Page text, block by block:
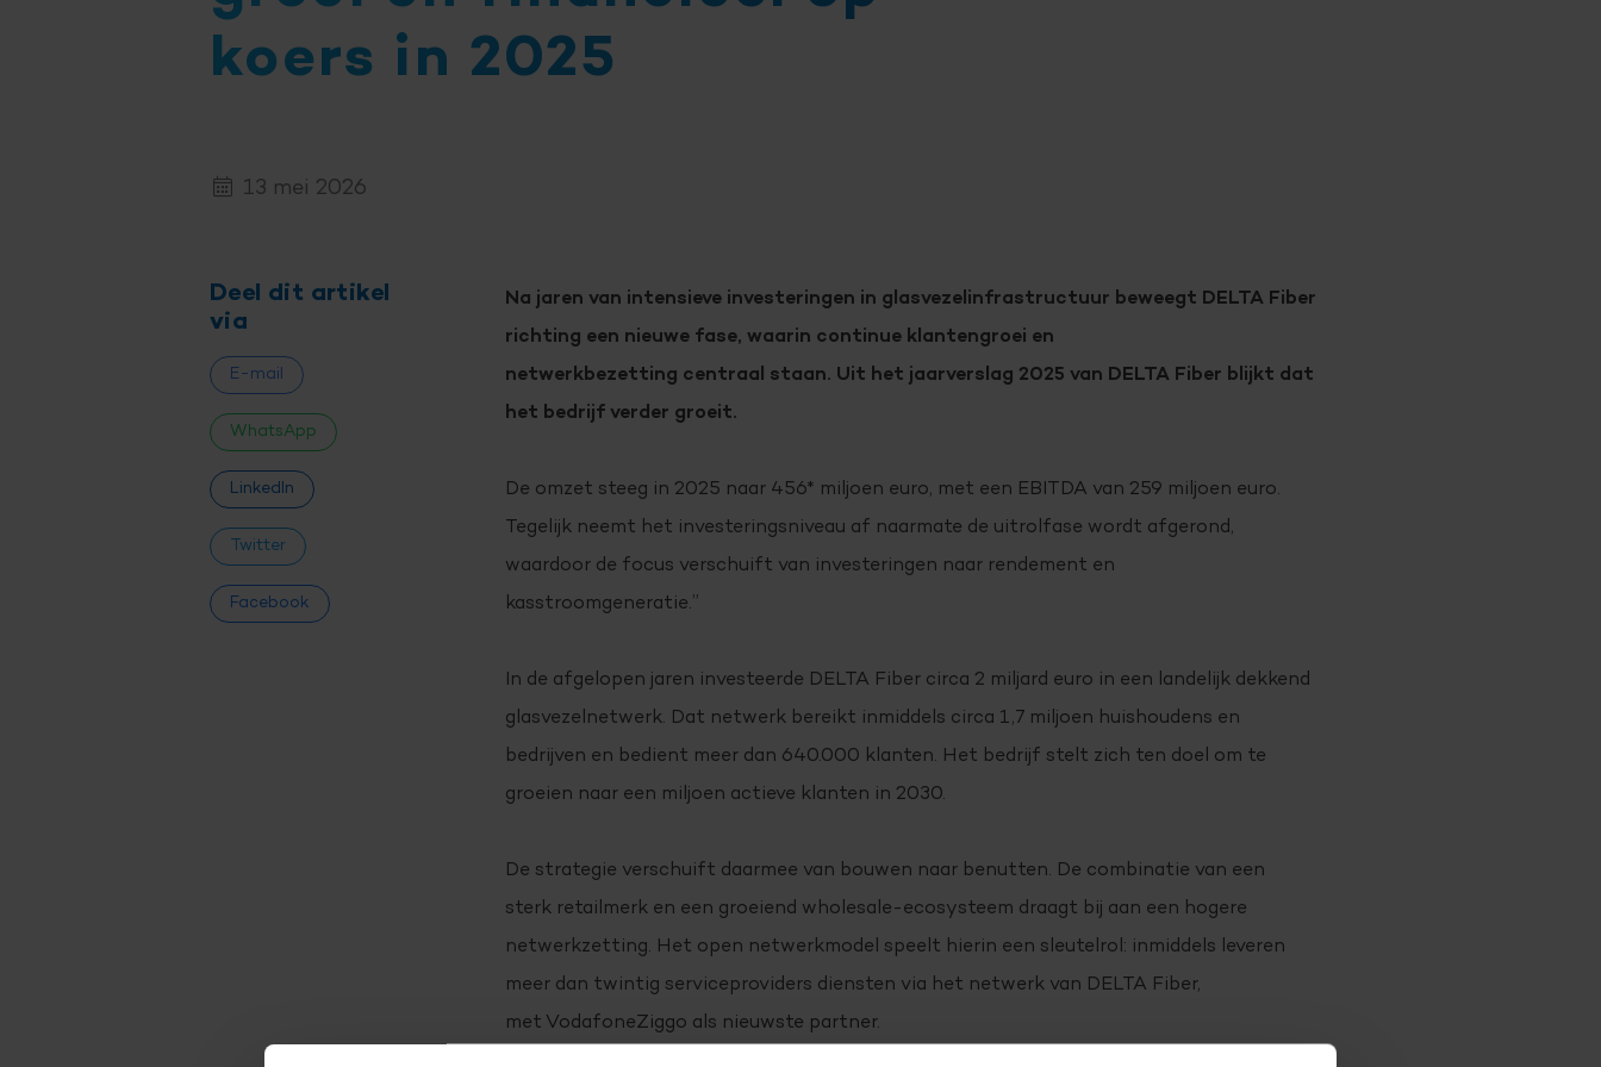
koers in 2025
13 mei 2026
Deel dit artikel
via
E-mail
WhatsApp
LinkedIn
Twitter
Facebook
Na jaren van intensieve investeringen in glasvezelinfrastructuur beweegt DELTA Fiber
richting een nieuwe fase, waarin continue klantengroei en
netwerkbezetting centraal staan. Uit het jaarverslag 2025 van DELTA Fiber blijkt dat
het bedrijf verder groeit.
De omzet steeg in 2025 naar 456* miljoen euro, met een EBITDA van 259 miljoen euro.
Tegelijk neemt het investeringsniveau af naarmate de uitrolfase wordt afgerond,
waardoor de focus verschuift van investeringen naar rendement en
kasstroomgeneratie.”
In de afgelopen jaren investeerde DELTA Fiber circa 2 miljard euro in een landelijk dekkend
glasvezelnetwerk. Dat netwerk bereikt inmiddels circa 1,7 miljoen huishoudens en
bedrijven en bedient meer dan 640.000 klanten. Het bedrijf stelt zich ten doel om te
groeien naar een miljoen actieve klanten in 2030.
De strategie verschuift daarmee van bouwen naar benutten. De combinatie van een
sterk retailmerk en een groeiend wholesale-ecosysteem draagt bij aan een hogere
netwerkzetting. Het open netwerkmodel speelt hierin een sleutelrol: inmiddels leveren
meer dan twintig serviceproviders diensten via het netwerk van DELTA Fiber,
met VodafoneZiggo als nieuwste partner.